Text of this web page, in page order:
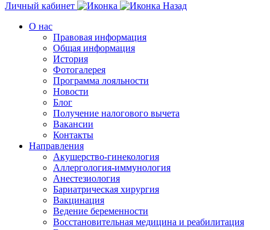
Личный кабинет
Назад
О нас
Правовая информация
Общая информация
История
Фотогалерея
Программа лояльности
Новости
Блог
Получение налогового вычета
Вакансии
Контакты
Направления
Акушерство-гинекология
Аллергология-иммунология
Анестезиология
Бариатрическая хирургия
Вакцинация
Ведение беременности
Восстановительная медицина и реабилитация